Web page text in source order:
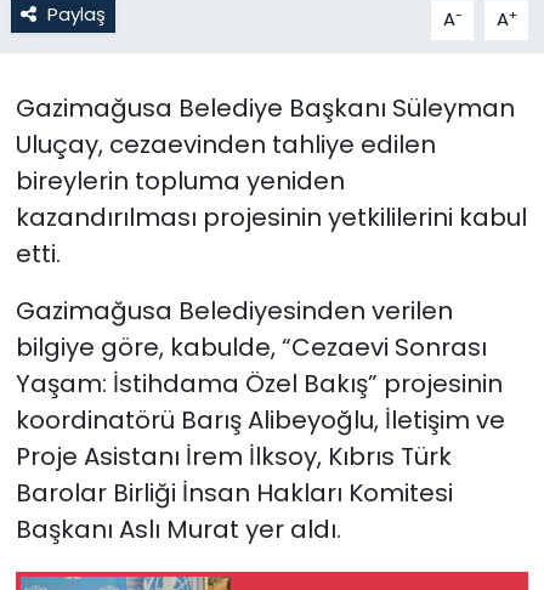
Paylaş A- A+
Gazimağusa Belediye Başkanı Süleyman
Uluçay, cezaevinden tahliye edilen
bireylerin topluma yeniden
kazandırılması projesinin yetkililerini kabul
etti.
Gazimağusa Belediyesinden verilen
bilgiye göre, kabulde, “Cezaevi Sonrası
Yaşam: İstihdama Özel Bakış” projesinin
koordinatörü Barış Alibeyoğlu, İletişim ve
Proje Asistanı İrem İlksoy, Kıbrıs Türk
Barolar Birliği İnsan Hakları Komitesi
Başkanı Aslı Murat yer aldı.
Politika
SAĞLIK
Spor
Teknoloji
TÜRKiYE
Video Galeri
YAŞAM
Yazarlar